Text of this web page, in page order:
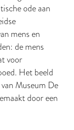
ode aan
mens en
de mens
voor
Het beeld
Museum De
door een